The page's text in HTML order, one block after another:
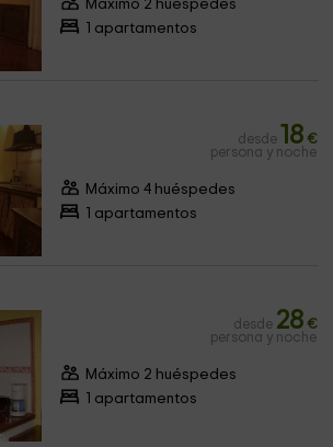
Máximo 2 huéspedes
1 apartamentos
desde 18 €
persona y noche
Máximo 4 huéspedes
1 apartamentos
desde 28 €
persona y noche
Máximo 2 huéspedes
1 apartamentos